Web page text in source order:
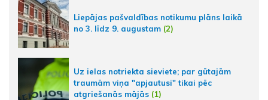
Liepājas pašvaldības notikumu plāns laikā
no 3. līdz 9. augustam (2)
Uz ielas notriekta sieviete; par gūtajām
traumām viņa "apjautusi" tikai pēc
atgriešanās mājās (1)